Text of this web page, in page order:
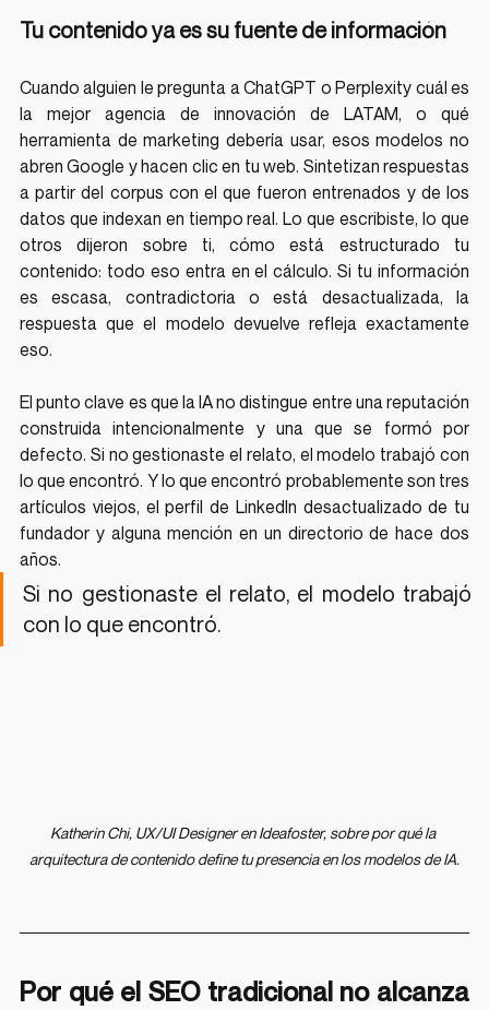
Tu contenido ya es su fuente de información
Cuando alguien le pregunta a ChatGPT o Perplexity cuál es
la mejor agencia de innovación de LATAM, o qué
herramienta de marketing debería usar, esos modelos no
abren Google y hacen clic en tu web. Sintetizan respuestas
a partir del corpus con el que fueron entrenados y de los
datos que indexan en tiempo real. Lo que escribiste, lo que
otros dijeron sobre ti, cómo está estructurado tu
contenido: todo eso entra en el cálculo. Si tu información
es escasa, contradictoria o está desactualizada, la
respuesta que el modelo devuelve refleja exactamente
eso.
El punto clave es que la IA no distingue entre una reputación
construida intencionalmente y una que se formó por
defecto. Si no gestionaste el relato, el modelo trabajó con
lo que encontró. Y lo que encontró probablemente son tres
artículos viejos, el perfil de LinkedIn desactualizado de tu
fundador y alguna mención en un directorio de hace dos
años.
Si no gestionaste el relato, el modelo trabajó
con lo que encontró.
Katherin Chi, UX/UI Designer en Ideafoster, sobre por qué la
arquitectura de contenido define tu presencia en los modelos de IA.
Por qué el SEO tradicional no alcanza